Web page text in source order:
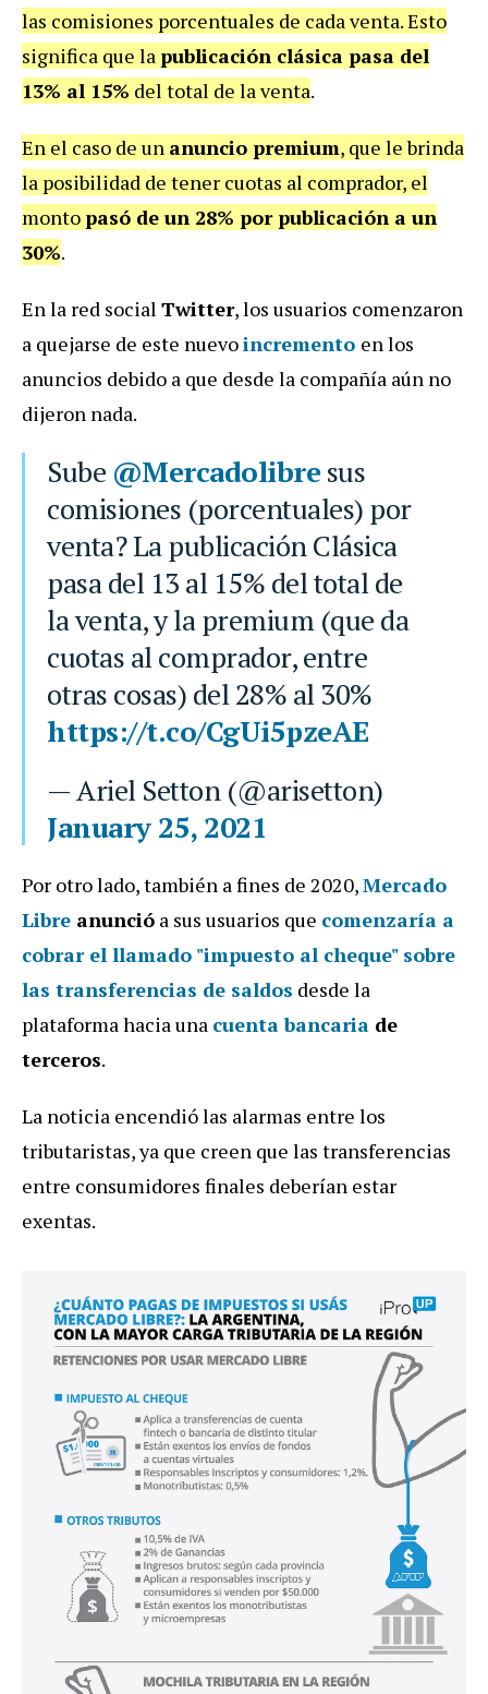
las comisiones porcentuales de cada venta. Esto
significa que lapublicación clásica pasa del
13% al 15% del total de la venta.
En el caso de un anuncio premium, que le brinda
la posibilidad de tener cuotas al comprador, el
montopasó de un 28% por publicación a un
30%.
En la red social Twitter, los usuarios comenzaron
a quejarse de este nuevoincremento en los
anuncios debido a que desde la compañía aún no
dijeron nada.
Sube @Mercadolibresus
comisiones (porcentuales) por
venta? La publicación Clásica
pasa del 13 al 15% del total de
la venta, y la premium (que da
cuotas al comprador, entre
otras cosas) del 28% al 30%
https://t.co/CgUi5pzeAE
— Ariel Setton (@arisetton)
January 25, 2021
Por otro lado, también a fines de 2020,Mercado
Libre anunció a sus usuarios que comenzaría a
cobrar el llamado "impuesto al cheque" sobre
las transferencias de saldos desde la
plataforma hacia una cuenta bancaria de
terceros.
La noticia encendió las alarmas entre los
tributaristas, ya que creen que las transferencias
entre consumidores finales deberían estar
exentas.